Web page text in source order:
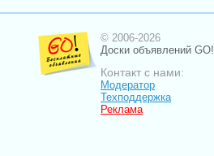
© 2006-2026
Доски объявлений GO!
Контакт с нами:
Модератор
Техподдержка
Реклама